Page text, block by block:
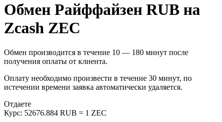
Обмен Райффайзен RUB на
Zcash ZEC
Обмен производится в течение 10 — 180 минут после
получения оплаты от клиента.
Оплату необходимо произвести в течение 30 минут, по
истечении времени заявка автоматически удаляется.
Отдаете
Курс: 52676.884 RUB = 1 ZEC